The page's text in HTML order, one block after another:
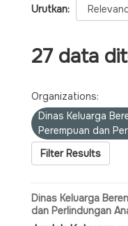
Urutkan
27 data
Organizations:
Dinas Keluarga
Perempuan dan
Filter Results
Dinas Keluarga
dan Perlindungan